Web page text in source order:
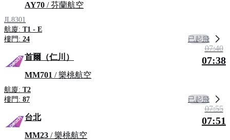
AY70 / 芬蘭航空
JL8301
航廈: T1 - E
樓門: 24 已起飛
首爾（仁川）
MM701 / 樂桃航空
航廈: T2
樓門: 87
07:40
07:38
已起飛
台北
MM23 / 樂桃航空
07:55
07:51